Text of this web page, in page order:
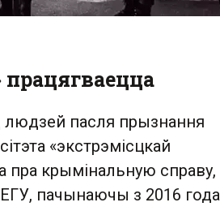
працягваецца
людзей пасля прызнання
«экстрэмісцкай
пра крымінальную справу,
пачынаючы з 2016